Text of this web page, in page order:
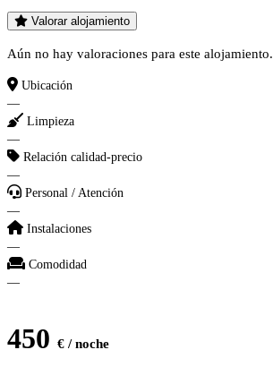
Valorar alojamiento
Aún no hay valoraciones para este alojamiento.
Ubicación
—
Limpieza
—
Relación calidad-precio
—
Personal / Atención
—
Instalaciones
—
Comodidad
—
450 € / noche